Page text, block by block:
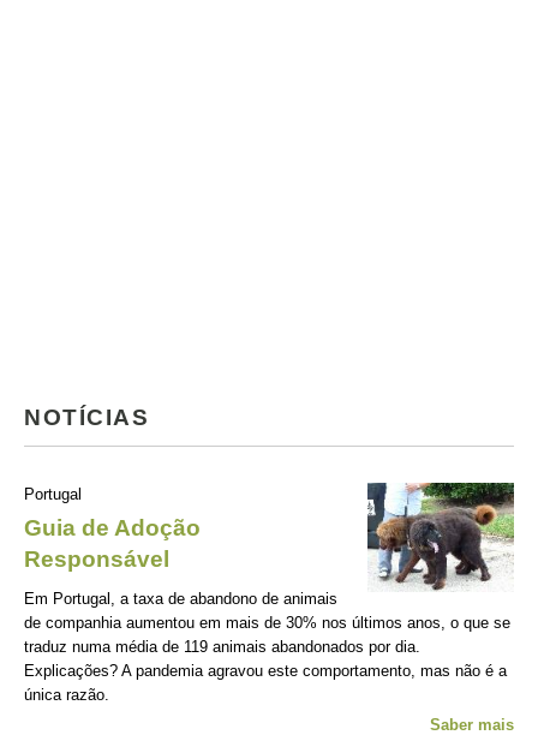
NOTÍCIAS
Portugal
Guia de Adoção
Responsável
Em Portugal, a taxa de abandono de animais
de companhia aumentou em mais de 30% nos últimos anos, o que se
traduz numa média de 119 animais abandonados por dia.
Explicações? A pandemia agravou este comportamento, mas não é a
única razão.
Saber mais